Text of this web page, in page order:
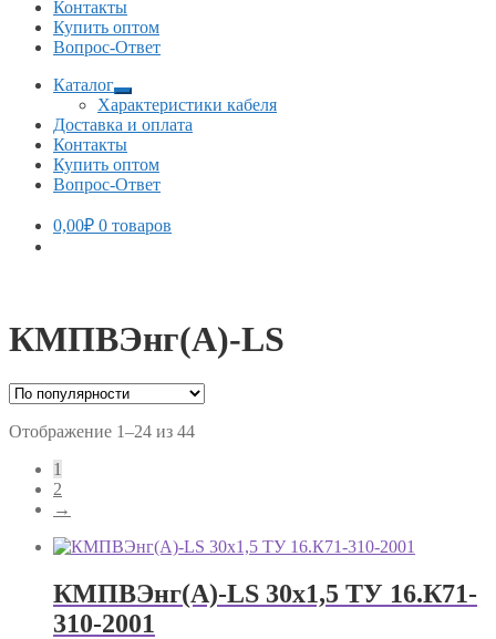
Контакты
Купить оптом
Вопрос-Ответ
Каталог
Развернутое
вложенное
меню
Характеристики кабеля
Доставка и оплата
Контакты
Купить оптом
Вопрос-Ответ
0,00₽ 0 товаров
КМПВЭнг(А)-LS
Отображение 1–24 из 44Сортировка:
1
2
→
КМПВЭнг(А)-LS 30х1,5 ТУ 16.К71-
310-2001